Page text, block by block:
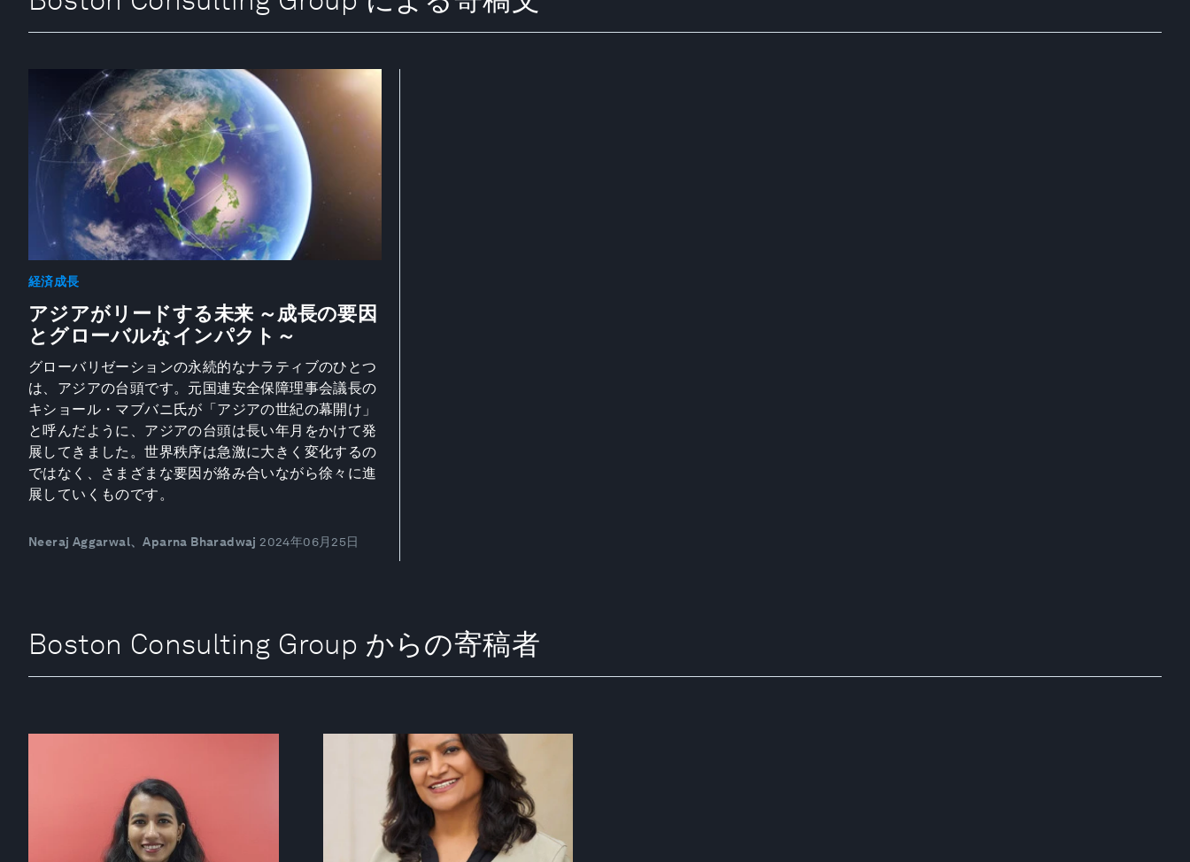
経済成長
アジアがリードする未来 ～成長の要因
とグローバルなインパクト～
グローバリゼーションの永続的なナラティブのひとつ
は、アジアの台頭です。元国連安全保障理事会議長の
キショール・マブバニ氏が「アジアの世紀の幕開け」
と呼んだように、アジアの台頭は長い年月をかけて発
展してきました。世界秩序は急激に大きく変化するの
ではなく、さまざまな要因が絡み合いながら徐々に進
展していくものです。
Neeraj Aggarwal、Aparna Bharadwaj 2024年06月25日
Boston Consulting Group からの寄稿者